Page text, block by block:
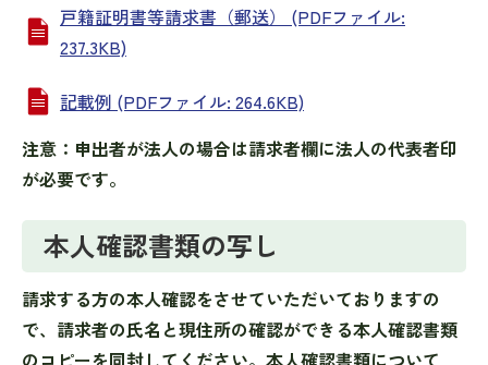
戸籍証明書等請求書（郵送） (PDFファイル:
237.3KB)
記載例 (PDFファイル: 264.6KB)
注意：申出者が法人の場合は請求者欄に法人の代表者印
が必要です。
本人確認書類の写し
請求する方の本人確認をさせていただいておりますの
で、請求者の氏名と現住所の確認ができる本人確認書類
のコピーを同封してください。本人確認書類について